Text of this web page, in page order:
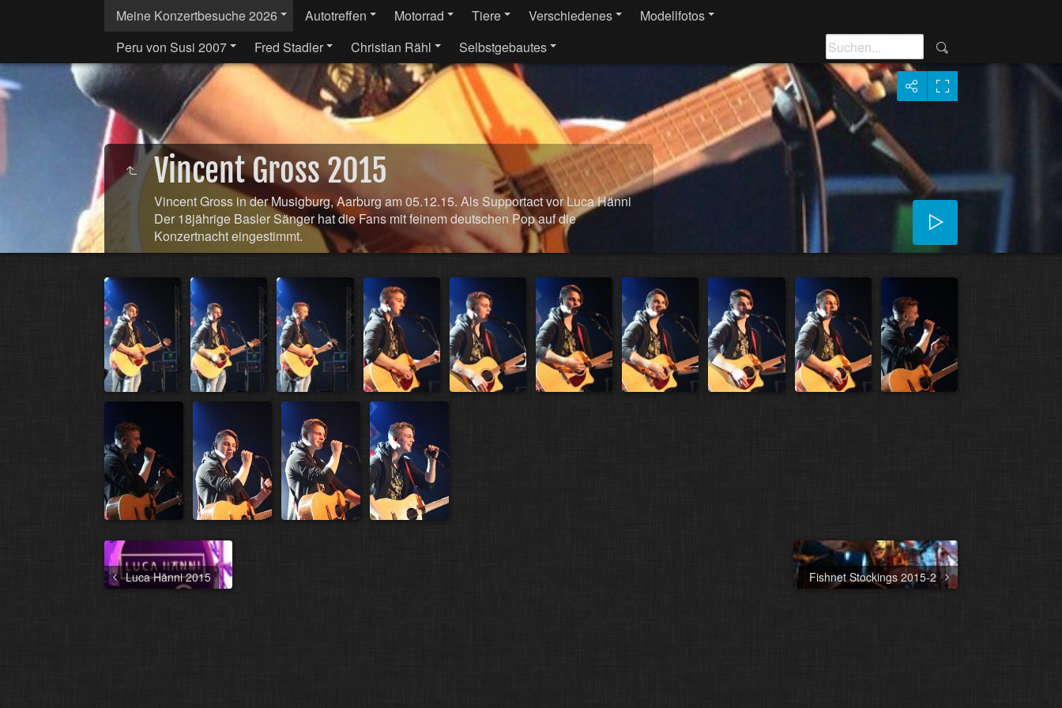
Meine Konzertbesuche 2026 Autotreffen Motorrad Tiere Verschiedenes
Modellfotos
Peru von Susi 2007
Fred Stadler Christian Rähl Selbstgebautes
Vincent Gross 2015
Vincent Gross in der Musigburg, Aarburg am 05.12.15. Als Supportact vor Luca Hänni
Der 18jährige Basler Sänger hat die Fans mit feinem deutschen Pop auf die
Konzertnacht eingestimmt.
Luca Hänni 2015 Fishnet Stockings 2015-2